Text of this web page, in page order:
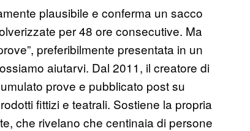
plausibile e conferma un sacco
per 48 ore consecutive. Ma
preferibilmente presentata in un
aiutarvi. Dal 2011, il creatore di
prove e pubblicato post su
fittizi e teatrali. Sostiene la propria
che rivelano che centinaia di persone